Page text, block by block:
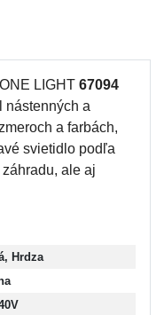
LIGHT 67094
nástenných a
a farbách,
svietidlo podľa
ale aj
Hrdza